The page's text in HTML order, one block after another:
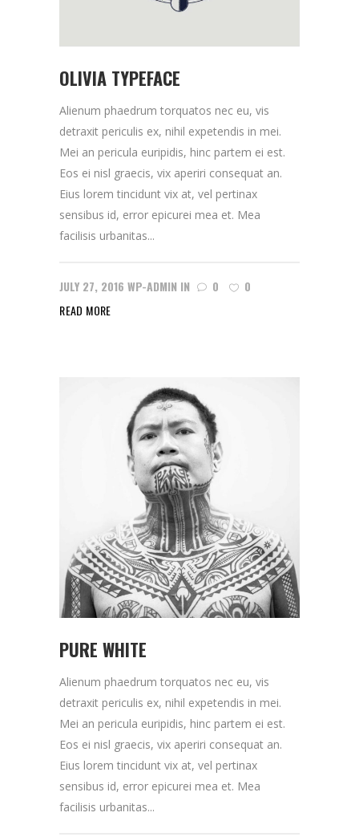
OLIVIA TYPEFACE
Alienum phaedrum torquatos nec eu, vis
detraxit periculis ex, nihil expetendis in mei.
Mei an pericula euripidis, hinc partem ei est.
Eos ei nisl graecis, vix aperiri consequat an.
Eius lorem tincidunt vix at, vel pertinax
sensibus id, error epicurei mea et. Mea
facilisis urbanitas...
JULY 27, 2016 WP-ADMIN IN 0
0
READ MORE
PURE WHITE
Alienum phaedrum torquatos nec eu, vis
detraxit periculis ex, nihil expetendis in mei.
Mei an pericula euripidis, hinc partem ei est.
Eos ei nisl graecis, vix aperiri consequat an.
Eius lorem tincidunt vix at, vel pertinax
sensibus id, error epicurei mea et. Mea
facilisis urbanitas...